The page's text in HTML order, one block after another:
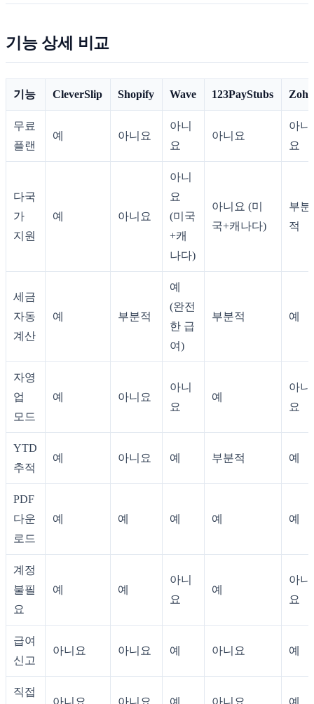
기능 상세 비교
기능 CleverSlip Shopify Wave 123PayStubs Zoho
무료
플랜
예 아니요
아니
요
아니요
아니
요
다국
가
지원
예 아니요
아니
요
(미국
+캐
나다)
아니요 (미
국+캐나다)
부분
적
세금
자동
계산
예 부분적
예
(완전
한 급
여)
부분적 예
자영
업
모드
예 아니요
아니
요
예
아니
요
YTD
추적
예 아니요 예 부분적 예
PDF
다운
로드
예 예 예 예 예
계정
불필
요
예 예
아니
요
예
아니
요
급여
신고
아니요 아니요 예 아니요 예
직접
아니요 아니요 예 아니요 예